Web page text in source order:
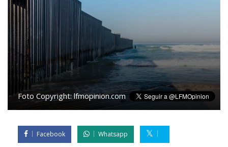
Foto Copyright:lfmopinion.com
Facebook Whatsapp